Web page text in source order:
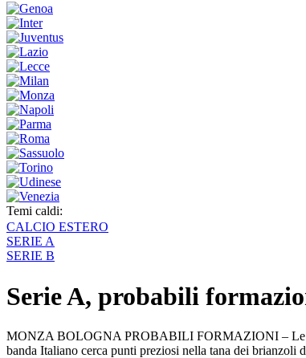
Temi caldi:
CALCIO ESTERO
SERIE A
SERIE B
Serie A, probabili
MONZA BOLOGNA PROBABILI FORMAZIONI – Le
banda Italiano cerca punti preziosi nella tana dei brianzoli